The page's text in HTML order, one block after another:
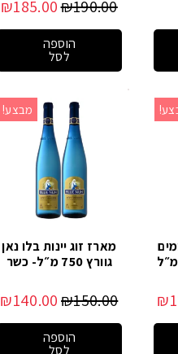
₪190.00
₪185.00
הוספה
לסל
₪
מבצע!
מארז זוג יינות בלו נאן
גוורץ 750 מ״ל- כשר
₪150.00
₪140.00
הוספה
לסל